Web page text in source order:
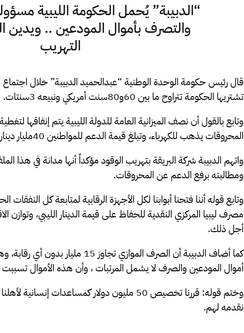
“الدبيبة” يُحمل الحكومة الليبية
والتصرف بأموال المودعين .. ويدين
التهريب
قال رئيس حكومة الوحدة الوطنية “عبدالحميد الدبيبة” خلال اجتماع
تشتريها الحكومة تتراوح ما بين 60و80سنت أمريكي ونبيعه 3سنتات.
المحروقات يذهب للكهرباء، وتبلغ قيمة الدعم للمواطنين 40مليار دينار.
واتهم الدبيبة شركة البريقة بتهريب الوقود مؤكداً أنها مدانة في هذا
ومطالبته برفع الدعم عن المحروقات.
وتابع قوله أننا فتحنا أبوابنا لكل الأجهزة الرقابية لمتابعة كل
مصرف ليبيا المركزي النقدية للحفاظ على قيمة الدينار الليبي،
أجل ذلك.
كما أضاف الدبيبة أن الصرف الموازي
أموال المودعين والصرف لا يشمل المرتبات ، وأن هذه الأموال تسببت
وختم قوله: قررنا تخصيص 50 مليون دولار كمساعدات
نقدمه لهم.